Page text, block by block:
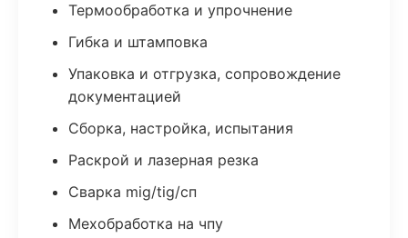
Термообработка и упрочнение
Гибка и штамповка
Упаковка и отгрузка, сопровождение
документацией
Сборка, настройка, испытания
Раскрой и лазерная резка
Сварка mig/tig/сп
Мехобработка на чпу